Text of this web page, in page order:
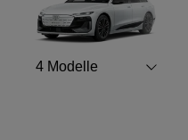
4 Modelle